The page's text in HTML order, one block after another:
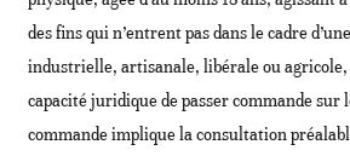
des fins qui n’entrent pas dans le cadre
industrielle, artisanale, libérale ou agricole,
capacité juridique de passer commande sur
commande implique la consultation